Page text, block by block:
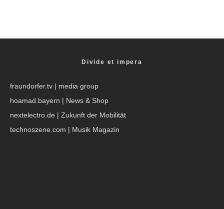
Divide et impera
fraundorfer.tv | media group
hoamad.bayern | News & Shop
nextelectro.de | Zukunft der Mobilität
technoszene.com | Musik Magazin